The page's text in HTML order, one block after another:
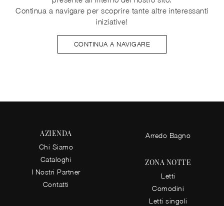
Continua a navigare per scoprire tante altre interessanti
iniziative!
CONTINUA A NAVIGARE
AZIENDA
Chi Siamo
Cataloghi
I Nostri Partner
Contatti
Arredo Bagno
ZONA NOTTE
Letti
Comodini
Letti singoli